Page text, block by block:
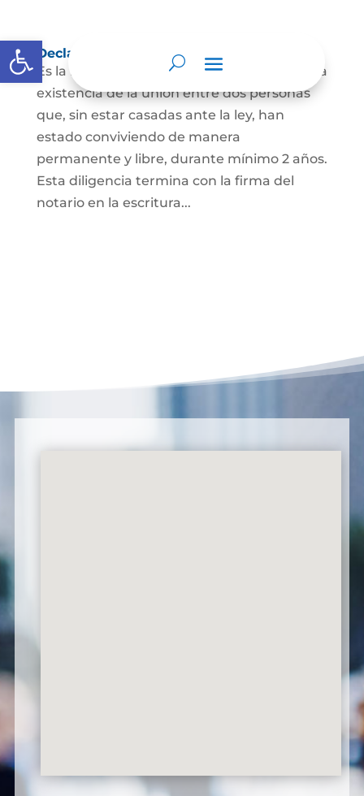
Abrir barra de herramientas
Declaración de Unión Marital de Hecho
Es la manifestación ante juez o notario de la
existencia de la unión entre dos personas
que, sin estar casadas ante la ley, han
estado conviviendo de manera
permanente y libre, durante mínimo 2 años.
Esta diligencia termina con la firma del
notario en la escritura...